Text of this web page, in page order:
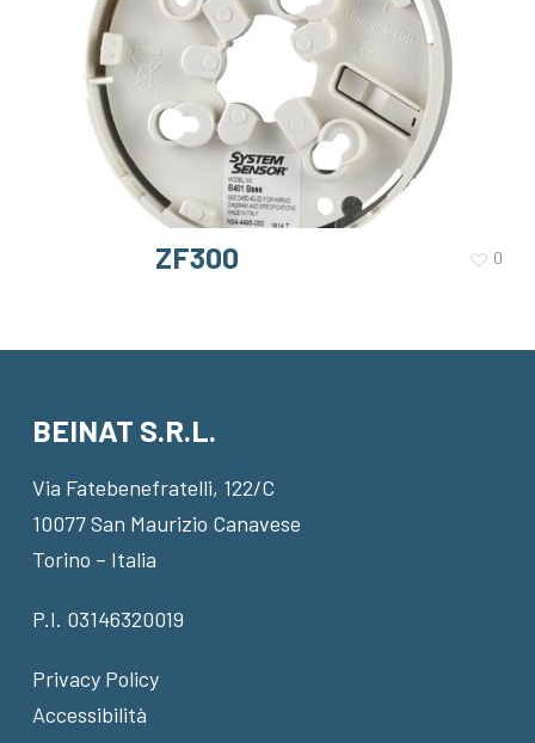
ZF300 0
BEINAT S.R.L.
Via Fatebenefratelli, 122/C
10077 San Maurizio Canavese
Torino – Italia
P.I. 03146320019
Privacy Policy
Accessibilità